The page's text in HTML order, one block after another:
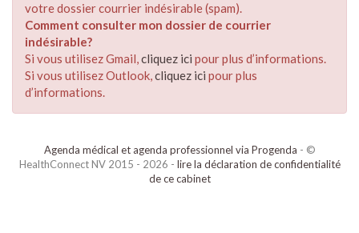
votre dossier courrier indésirable (spam).
Comment consulter mon dossier de courrier
indésirable?
Si vous utilisez Gmail,cliquez ici pour plus d’informations.
Si vous utilisez Outlook,cliquez ici pour plus
d’informations.
Agenda médical et agenda professionnel via Progenda - ©
HealthConnect NV 2015 - 2026 - lire la déclaration de confidentialité
de ce cabinet